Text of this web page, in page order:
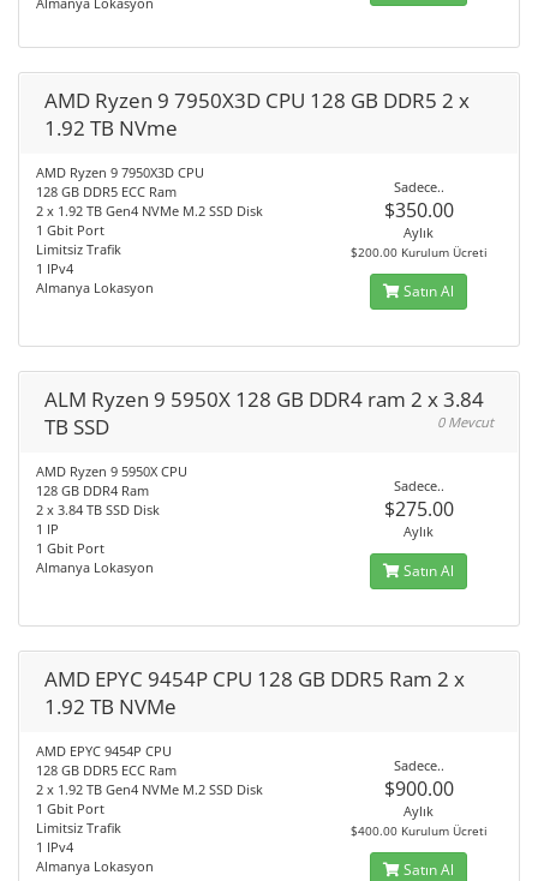
AMD Ryzen 9 7950X3D CPU 128 GB DDR5 2 x
1.92 TB NVme
AMD Ryzen 9 7950X3D CPU
128 GB DDR5 ECC Ram
2 x 1.92 TB Gen4 NVMe M.2 SSD Disk
1 Gbit Port
Limitsiz Trafik
1 IPv4
Almanya Lokasyon
Sadece..
$350.00
Aylık
$200.00 Kurulum Ücreti
Satın Al
ALM Ryzen 9 5950X 128 GB DDR4 ram 2 x 3.84
TB SSD
0 Mevcut
AMD Ryzen 9 5950X CPU
128 GB DDR4 Ram
2 x 3.84 TB SSD Disk
1 IP
1 Gbit Port
Almanya Lokasyon
Sadece..
$275.00
Aylık
Satın Al
AMD EPYC 9454P CPU 128 GB DDR5 Ram 2 x
1.92 TB NVMe
AMD EPYC 9454P CPU
128 GB DDR5 ECC Ram
2 x 1.92 TB Gen4 NVMe M.2 SSD Disk
1 Gbit Port
Limitsiz Trafik
1 IPv4
Almanya Lokasyon
Sadece..
$900.00
Aylık
$400.00 Kurulum Ücreti
Satın Al